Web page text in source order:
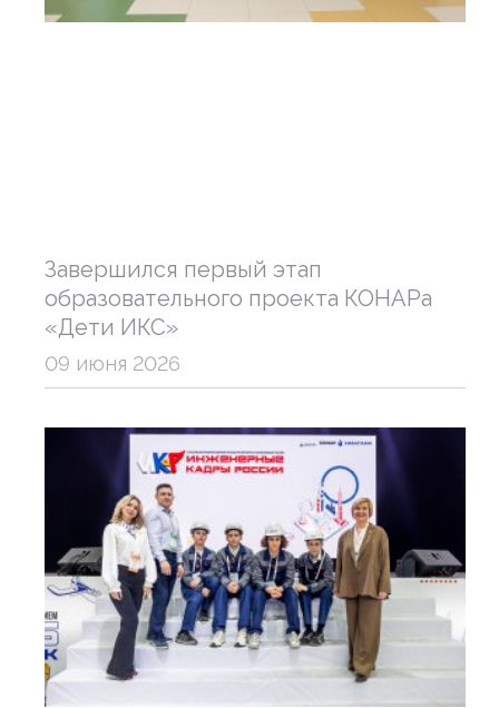
Завершился первый этап
образовательного проекта КОНАРа
«Дети ИКС»
09 июня 2026